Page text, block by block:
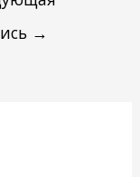
→